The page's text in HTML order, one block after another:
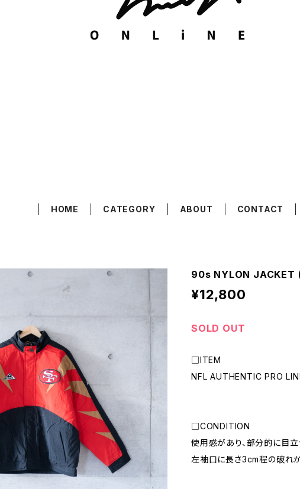
HOME CATEGORY ABOUT CONTACT
90s NYLON JACKET
¥12,800
SOLD OUT
□ITEM
NFL AUTHENTIC PRO
□CONDITION
使用感があり、部分的に目立
左袖口に長さ3cm程の破れが